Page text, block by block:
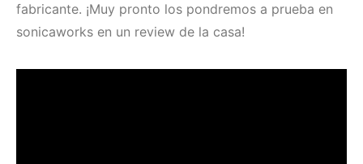
fabricante. ¡Muy pronto los pondremos a prueba en
sonicaworks en un review de la casa!